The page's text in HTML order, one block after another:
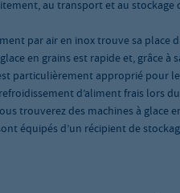
au transport et au
par air en inox trouve sa place
en grains est rapide et, grâce
particulièrement approprié pour
d’aliment frais lors
trouverez des machines à glace
équipés d’un récipient de